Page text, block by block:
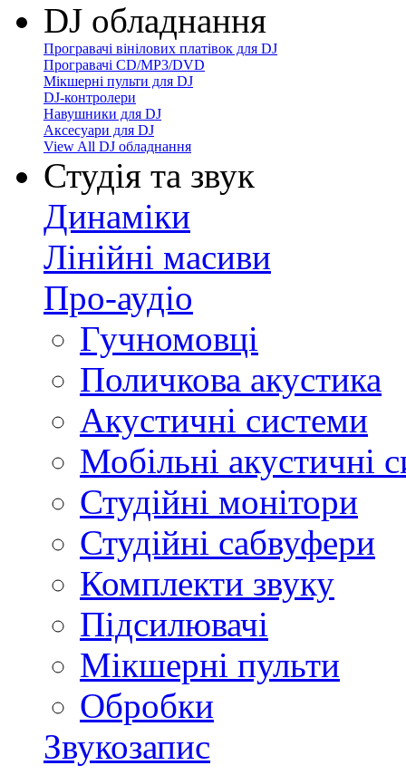
DJ обладнання
Програвачі вінілових платівок для DJ
Програвачі CD/MP3/DVD
Мікшерні пульти для DJ
DJ-контролери
Навушники для DJ
Аксесуари для DJ
View All DJ обладнання
Студія та звук
Динаміки
Лінійні масиви
Про-аудіо
Гучномовці
Поличкова акустика
Акустичні системи
Мобільні акустичні
Студійні монітори
Студійні сабвуфери
Комплекти звуку
Підсилювачі
Мікшерні пульти
Обробки
Звукозапис